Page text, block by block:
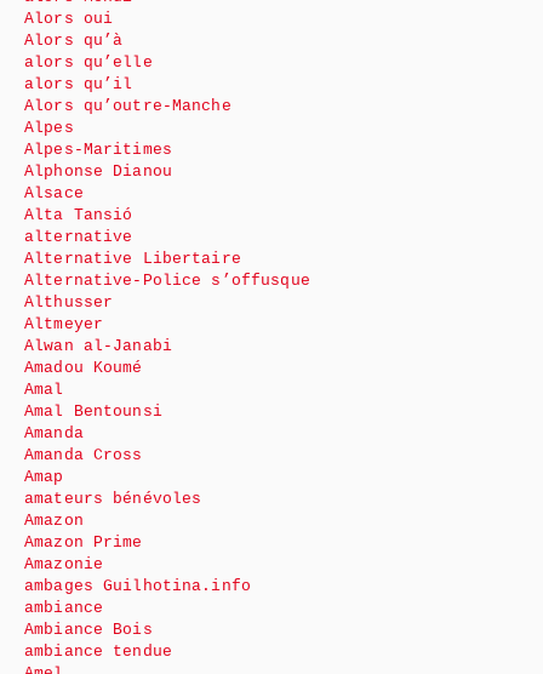
Alors oui
Alors qu’à
alors qu’elle
alors qu’il
Alors qu’outre-Manche
Alpes
Alpes-Maritimes
Alphonse Dianou
Alsace
Alta Tansió
alternative
Alternative Libertaire
Alternative-Police s’offusque
Althusser
Altmeyer
Alwan al-Janabi
Amadou Koumé
Amal
Amal Bentounsi
Amanda
Amanda Cross
Amap
amateurs bénévoles
Amazon
Amazon Prime
Amazonie
ambages Guilhotina.info
ambiance
Ambiance Bois
ambiance tendue